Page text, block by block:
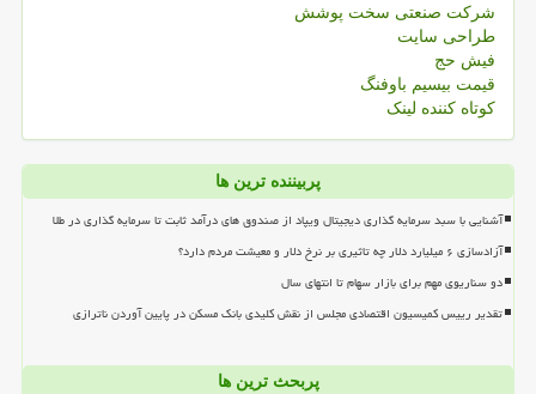
شرکت صنعتی سخت پوشش
طراحی سایت
فیش حج
قیمت بیسیم باوفنگ
کوتاه کننده لینک
پربیننده ترین ها
آشنایی با سبد سرمایه گذاری دیجیتال ویپاد از صندوق های درآمد ثابت تا سرمایه گذاری در طلا
آزادسازی ۶ میلیارد دلار چه تاثیری بر نرخ دلار و معیشت مردم دارد؟
دو سناریوی مهم برای بازار سهام تا انتهای سال
تقدیر رییس کمیسیون اقتصادی مجلس از نقش کلیدی بانک مسکن در پایین آوردن ناترازی
پربحث ترین ها